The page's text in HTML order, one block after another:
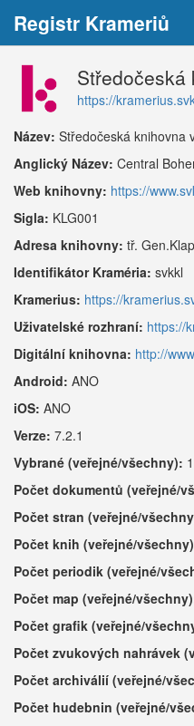
Registr Krameriů
Středočeská
https://
Název: Středočeská knihovna
Anglický Název: Central
Web knihovny: https://
Sigla: KLG001
Adresa knihovny: tř.
Identifikátor Kraméria: svkkl
Kramerius: https://
Uživatelské rozhraní: https://
Digitální knihovna: http://
Android: ANO
iOS: ANO
Verze: 7.2.1
Vybrané (veřejné/všechny):
Počet dokumentů (veřejné/
Počet stran (veřejné/
Počet knih (veřejné/
Počet periodik (veřejné/
Počet map (veřejné/
Počet grafik (veřejné/
Počet zvukových nahrávek
Počet archiválií (veřejné/
Počet hudebnin (veřejné/